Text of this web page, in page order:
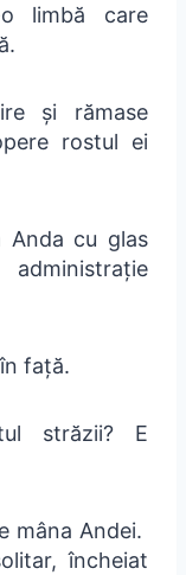
limbă care
și rămase
rostul ei
cu glas
față.
străzii? E
mâna Andei.
încheiat